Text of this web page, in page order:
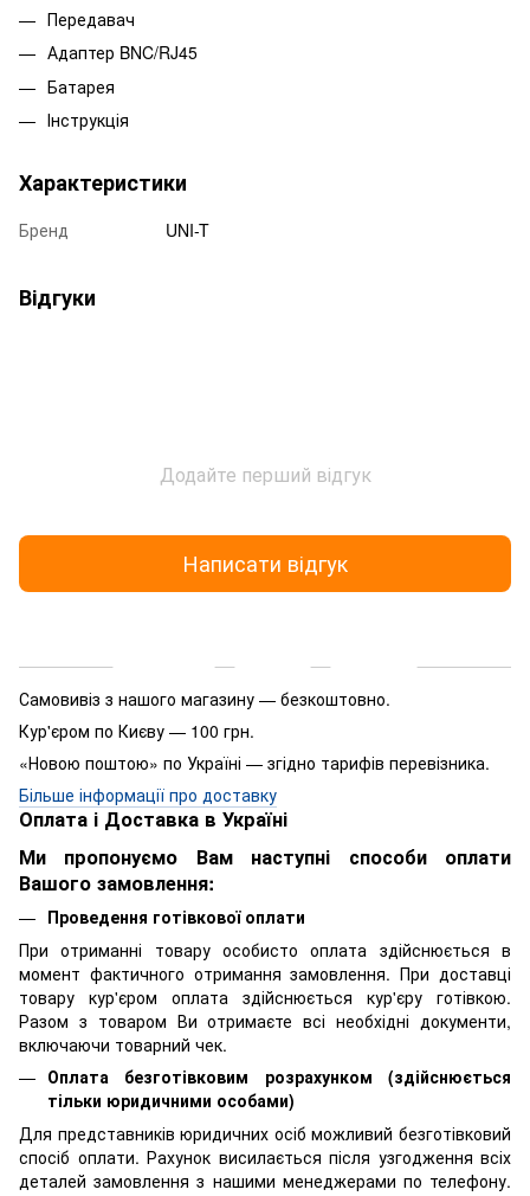
Передавач
Адаптер BNC/RJ45
Батарея
Інструкція
Характеристики
Бренд UNI-T
Відгуки
Додайте перший відгук
Написати відгук
Самовивіз з нашого магазину — безкоштовно.
Кур'єром по Києву — 100 грн.
«Новою поштою» по Україні — згідно тарифів перевізника.
Більше інформації про доставку
Оплата і Доставка в Україні
Ми пропонуємо Вам наступні способи оплати
Вашого замовлення:
Проведення готівкової оплати
При отриманні товару особисто оплата здійснюється в
момент фактичного отримання замовлення. При доставці
товару кур'єром оплата здійснюється кур'єру готівкою.
Разом з товаром Ви отримаєте всі необхідні документи,
включаючи товарний чек.
Оплата безготівковим розрахунком (здійснюється
тільки юридичними особами)
Для представників юридичних осіб можливий безготівковий
спосіб оплати. Рахунок висилається після узгодження всіх
деталей замовлення з нашими менеджерами по телефону.